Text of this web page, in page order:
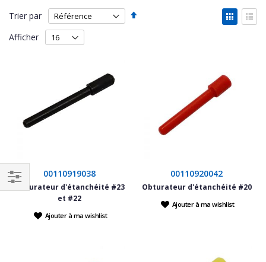
Trier par
Par
en
Afficher
00110919038
Obturateur d'étanchéité #23
et #22
Ajouter à ma wishlist
00110920042
Obturateur d'étanchéité #20
Ajouter à ma wishlist
Filtrer